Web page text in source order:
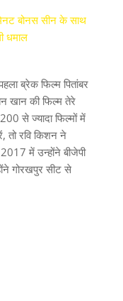
बोनस सीन के साथ
धमाल
ब्रेक फिल्म पितांबर
खान की फिल्म तेरे
से ज्यादा फिल्मों में
, तो रवि किशन ने
में उन्होंने बीजेपी
गोरखपुर सीट से